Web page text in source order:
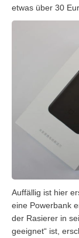
etwas über 30
Auffällig ist hier
eine Powerbank
der Rasierer in
geeignet“ ist,